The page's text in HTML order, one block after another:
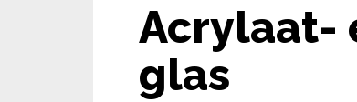
Acrylaat-
glas